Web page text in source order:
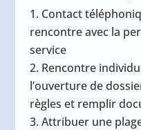
Contact
rencontre avec la
service
Rencontre
l’ouverture de
règles et remplir
Attribuer une